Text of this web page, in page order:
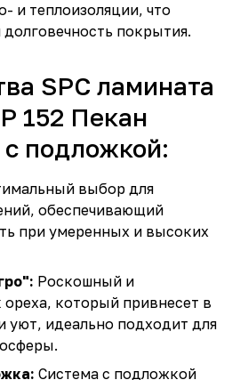
и теплоизоляции, что
покрытия.
SPC ламината
152 Пекан
подложкой:
выбор для
обеспечивающий
при умеренных и высоких
Роскошный и
который привнесет в
уют, идеально подходит для
Система с подложкой